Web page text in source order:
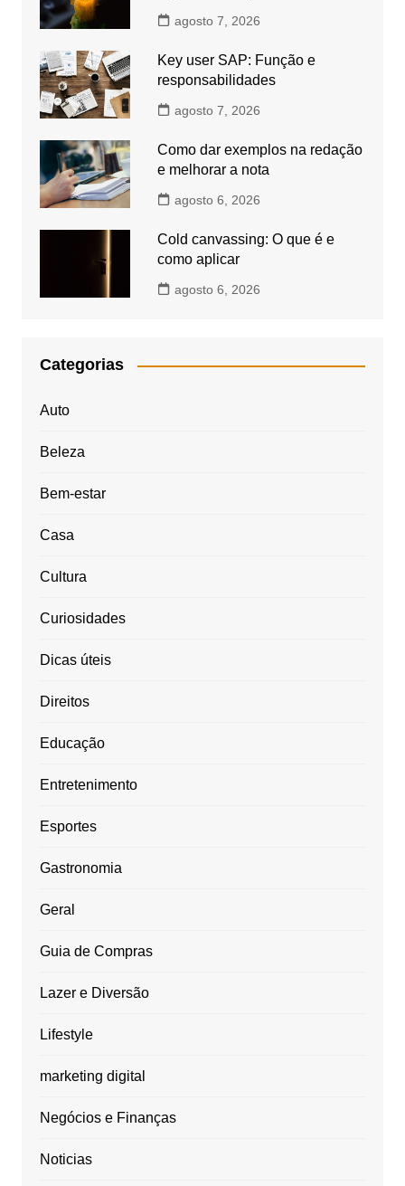
agosto 7, 2026
Key user SAP: Função e
responsabilidades
agosto 7, 2026
Como dar exemplos na redação
e melhorar a nota
agosto 6, 2026
Cold canvassing: O que é e
como aplicar
agosto 6, 2026
Categorias
Auto
Beleza
Bem-estar
Casa
Cultura
Curiosidades
Dicas úteis
Direitos
Educação
Entretenimento
Esportes
Gastronomia
Geral
Guia de Compras
Lazer e Diversão
Lifestyle
marketing digital
Negócios e Finanças
Noticias